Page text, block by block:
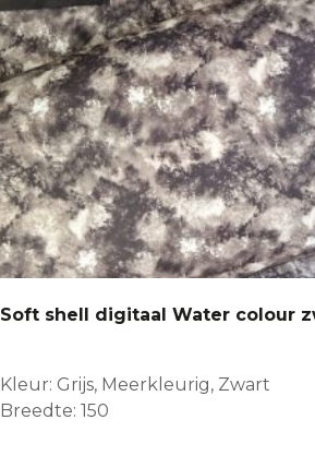
Soft shell digitaal Water colour
Kleur: Grijs, Meerkleurig, Zwart
Breedte: 150